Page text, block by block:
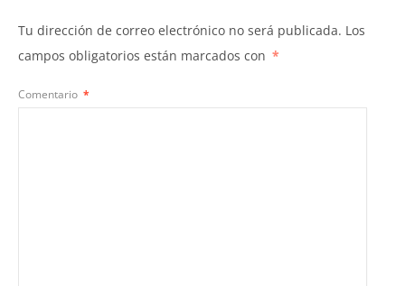
Tu dirección de correo electrónico no será publicada. Los
campos obligatorios están marcados con *
Comentario *